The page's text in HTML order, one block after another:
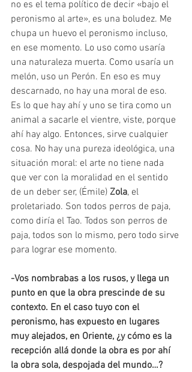
no es el tema político de decir «bajo el
peronismo al arte», es una boludez. Me
chupa un huevo el peronismo incluso,
en ese momento. Lo uso como usaría
una naturaleza muerta. Como usaría un
melón, uso un Perón. En eso es muy
descarnado, no hay una moral de eso.
Es lo que hay ahí y uno se tira como un
animal a sacarle el vientre, viste, porque
ahí hay algo. Entonces, sirve cualquier
cosa. No hay una pureza ideológica, una
situación moral: el arte no tiene nada
que ver con la moralidad en el sentido
de un deber ser, (Émile) Zola, el
proletariado. Son todos perros de paja,
como diría el Tao. Todos son perros de
paja, todos son lo mismo, pero todo sirve
para lograr ese momento.
-Vos nombrabas a los rusos, y llega un
punto en que la obra prescinde de su
contexto. En el caso tuyo con el
peronismo, has expuesto en lugares
muy alejados, en Oriente, ¿y cómo es la
recepción allá donde la obra es por ahí
la obra sola, despojada del mundo…?